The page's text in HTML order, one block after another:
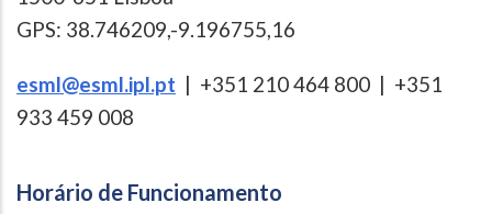
GPS: 38.746209,-9.196755,16
esml@esml.ipl.pt | +351 210 464 800 | +351
933 459 008
Horário de Funcionamento